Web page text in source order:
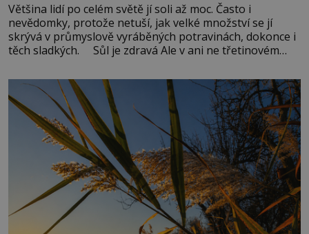
Většina lidí po celém světě jí soli až moc. Často i
nevědomky, protože netuší, jak velké množství se jí
skrývá v průmyslově vyráběných potravinách, dokonce i
těch sladkých. Sůl je zdravá Ale v ani ne třetinovém
základní složky– sodík a chlór – jsou zásadní pro
správné hospodaření